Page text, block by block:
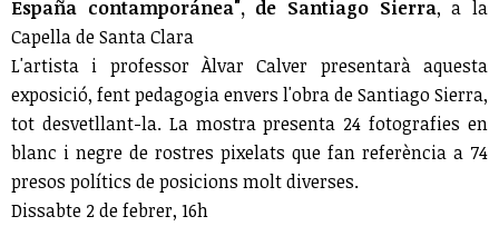
España contamporánea", de Santiago Sierra, a la
Capella de Santa Clara
L'artista i professor Àlvar Calver presentarà aquesta
exposició, fent pedagogia envers l'obra de Santiago Sierra,
tot desvetllant-la. La mostra presenta 24 fotografies en
blanc i negre de rostres pixelats que fan referència a 74
presos polítics de posicions molt diverses.
Dissabte 2 de febrer, 16h